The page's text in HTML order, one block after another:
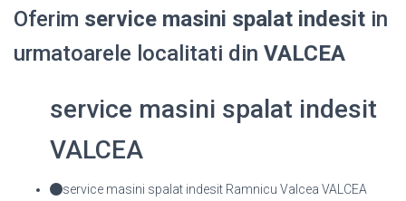
Oferim service masini spalat indesit in
urmatoarele localitati din VALCEA
service masini spalat indesit
VALCEA
service masini spalat indesit Ramnicu Valcea VALCEA